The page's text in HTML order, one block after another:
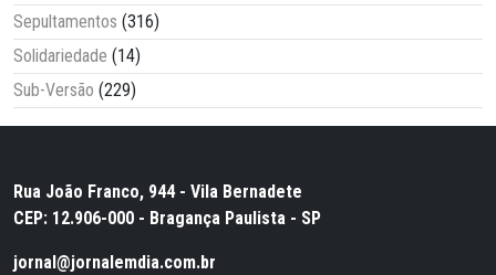
Sepultamentos (316)
Solidariedade (14)
Sub-Versão (229)
Rua João Franco, 944 - Vila Bernadete
CEP: 12.906-000 - Bragança Paulista - SP
jornal@jornalemdia.com.br